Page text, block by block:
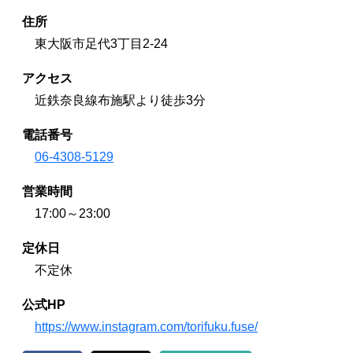
住所
東大阪市足代3丁目2-24
アクセス
近鉄奈良線布施駅より徒歩3分
電話番号
06-4308-5129
営業時間
17:00～23:00
定休日
不定休
公式HP
https://www.instagram.com/torifuku.fuse/